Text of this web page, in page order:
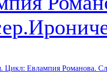
Цикл: Евлампия Романова.